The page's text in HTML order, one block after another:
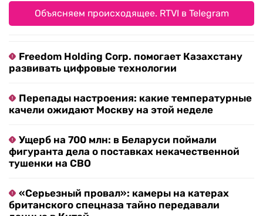
Объясняем происходящее. RTVI в Telegram
Freedom Holding Corp. помогает Казахстану
развивать цифровые технологии
Перепады настроения: какие температурные
качели ожидают Москву на этой неделе
Ущерб на 700 млн: в Беларуси поймали
фигуранта дела о поставках некачественной
тушенки на СВО
«Серьезный провал»: камеры на катерах
британского спецназа тайно передавали